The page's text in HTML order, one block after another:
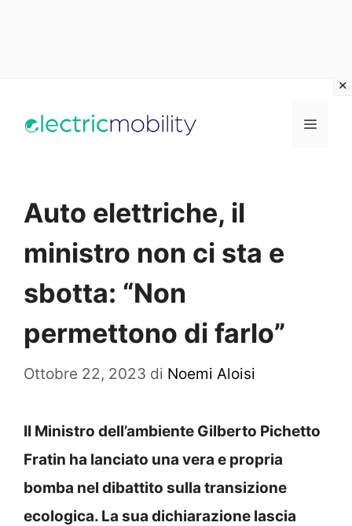
Menu
Auto elettriche, il
ministro non ci sta e
sbotta: “Non
permettono di farlo”
Ottobre 22, 2023 di Noemi Aloisi
Il Ministro dell’ambiente Gilberto Pichetto
Fratin ha lanciato una vera e propria
bomba nel dibattito sulla transizione
ecologica. La sua dichiarazione lascia